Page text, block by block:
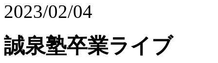
2023/02/04
誠泉塾卒業ライブ